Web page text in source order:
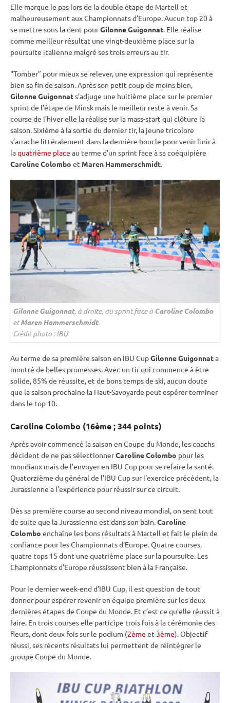
Elle marque le pas lors de la double étape de Martell et
malheureusement aux Championnats d’Europe. Aucun top 20 à
se mettre sous la dent pourGilonne Guigonnat. Elle réalise
comme meilleur résultat une vingt-deuxième place sur la
poursuite italienne malgré ses trois erreurs au tir.
“Tomber” pour mieux se relever, une expression qui représente
bien sa fin de saison. Après son petit coup de moins bien,
Gilonne Guigonnats’adjuge une huitième place sur le premier
sprint de l’étape de Minsk mais le meilleur reste à venir. Sa
course de l’hiver elle la réalise sur la mass-start qui clôture la
saison. Sixième à la sortie du dernier tir, la jeune tricolore
s’arrache littéralement dans la dernière boucle pour venir finir à
laquatrième place au terme d’un sprint face à sa coéquipière
Caroline Colombo et Maren Hammerschmidt.
Gilonne Guigonnat, à droite, au sprintface à Caroline Colombo
etMaren Hammerschmidt.
Crédit photo :IBU
Au terme de sa première saison en IBU CupGilonne Guigonnata
montré de belles promesses. Avec un tir qui commence à être
solide, 85% de réussite, et de bons temps de ski, aucun doute
que la saison prochaine la Haut-Savoyarde peut espérer terminer
dans le top 10.
Caroline Colombo (16ème ; 344 points)
Après avoir commencé la saison en Coupe du Monde, les coachs
décident de ne pas sélectionnerCaroline Colombo pour les
mondiaux mais de l’envoyer en IBU Cup pour se refaire la santé.
Quatorzième du général de l’IBU Cupsur l’exercice précédent, la
Jurassienne a l’expérience pour réussir sur ce circuit.
Dès sa première course au second niveau mondial, on sent tout
de suite que la Jurassienne est dans son bain.Caroline
Colombo enchaîne les bons résultats à Martell et fait le plein de
confiance pour les Championnats d’Europe. Quatre courses,
quatre tops 15 dont une quatrième place sur la poursuite. Les
Championnats d’Europe réussissent bien à la Française.
Pour le dernier week-end d’IBU Cup, il est question de tout
donner pour espérer revenir en équipe première sur les deux
dernières étapes de Coupe du Monde. Et c’est ce qu’elle réussit à
faire. En trois courses elle participe trois fois à la cérémonie des
fleurs, dont deux fois sur le podium (2ème et 3ème). Objectif
réussi, ses récents résultats lui permettent de réintégrer le
groupe Coupe du Monde.